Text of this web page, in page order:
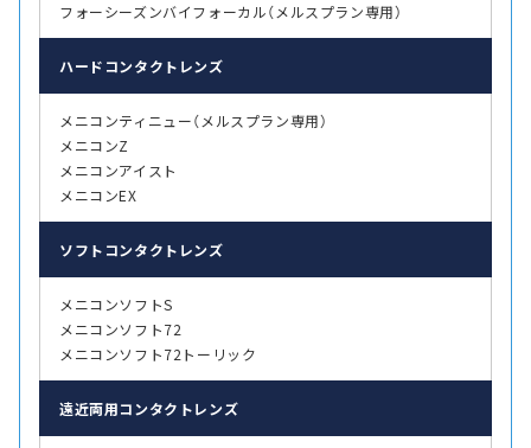
フォーシーズンバイフォーカル（メルスプラン専用）
ハード コンタクトレンズ
メニコンティニュー（メルスプラン専用）
メニコンZ
メニコンアイスト
メニコンEX
ソフト コンタクトレンズ
メニコンソフトS
メニコンソフト72
メニコンソフト72トーリック
遠近両用コンタクトレンズ